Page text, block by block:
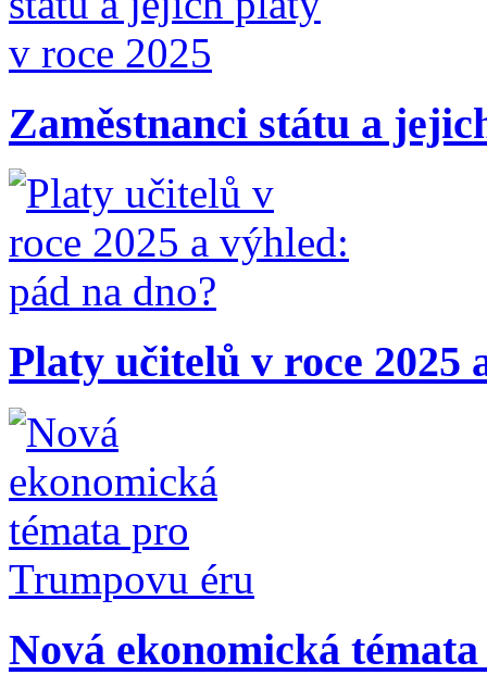
Zaměstnanci státu a
Platy učitelů v roce 2025
Nová ekonomická